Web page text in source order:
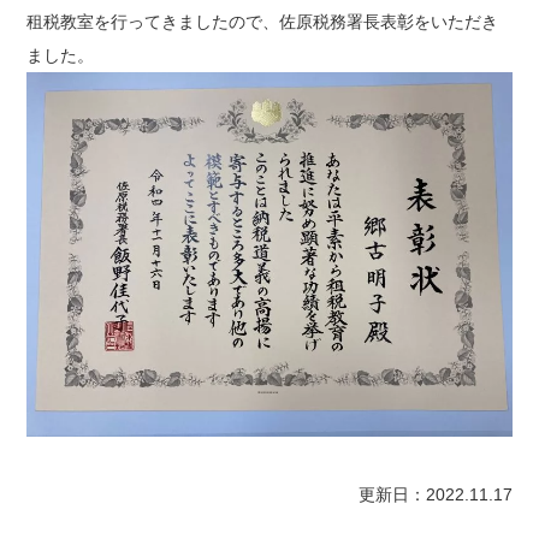
租税教室を行ってきましたので、佐原税務署長表彰をいただき
ました。
更新日：2022.11.17